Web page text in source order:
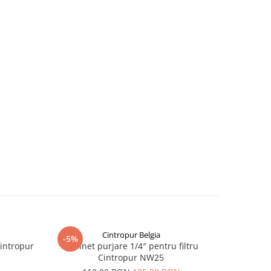
-5% Cintropur Belgia
Robinet purjare 1/4″ pentru filtru
Cintropur NW25